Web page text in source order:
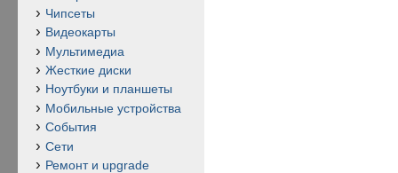
Чипсеты
Видеокарты
Мультимедиа
Жесткие диски
Ноутбуки и планшеты
Мобильные устройства
События
Сети
Ремонт и upgrade